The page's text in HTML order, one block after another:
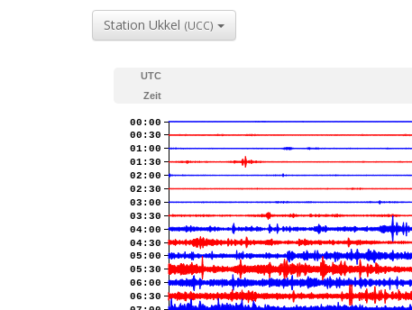
Station Ukkel (UCC)
UTC
Zeit
00:00
00:30
01:00
01:30
02:00
02:30
03:00
03:30
04:00
04:30
05:00
05:30
06:00
06:30